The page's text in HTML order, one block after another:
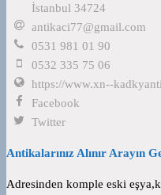
İstanbul 34724
antikaci77@gmail.com
0531 981 01 90
0532 335 75 06
https://www.xn--
Facebook
Twitter
Antikalarınız Alınır Arayın
Adresinden komple eski